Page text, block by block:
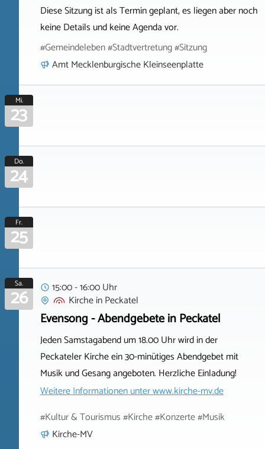
Diese Sitzung ist als Termin geplant, es liegen aber noch
keine Details und keine Agenda vor.
#Gemeindeleben #Stadtvertretung #Sitzung
Amt Mecklenburgische Kleinseenplatte
Mi.
23
Do.
24
Fr.
25
Sa.
26
15:00 - 16:00 Uhr
KircheinPeckatel
Evensong - Abendgebete in Peckatel
Jeden Samstagabend um 18.00 Uhr wird in der
Peckateler Kirche ein 30-minütiges Abendgebet mit
Musik und Gesang angeboten. Herzliche Einladung!
Weitere Informationen unterwww.kirche-mv.de
#Kultur & Tourismus #Kirche #Konzerte #Musik
Kirche-MV